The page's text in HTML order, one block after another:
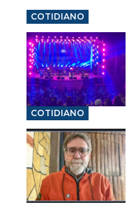
COTIDIANO
COTIDIANO